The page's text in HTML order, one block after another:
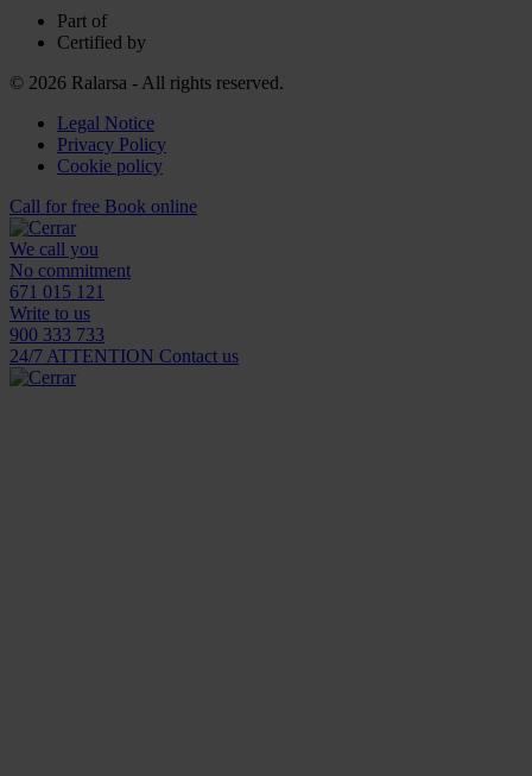
Part of
Certified by
© 2026 Ralarsa - All rights reserved.
Legal Notice
Privacy Policy
Cookie policy
Call for free Book online
We call you
No commitment
671 015 121
Write to us
900 333 733
24/7 ATTENTION Contact us